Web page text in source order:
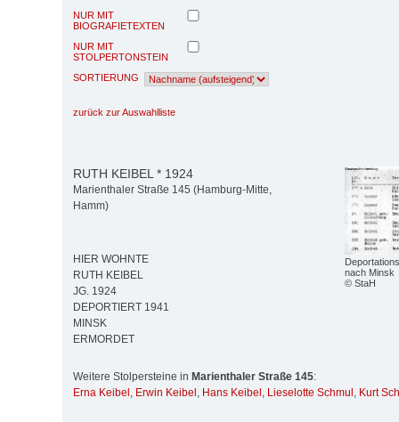
NUR MIT
BIOGRAFIETEXTEN
NUR MIT
STOLPERTONSTEIN
SORTIERUNG
zurück zur Auswahlliste
nach Minsk
© StaH
RUTH KEIBEL * 1924
Marienthaler Straße 145 (Hamburg-Mitte,
Hamm)
HIER WOHNTE
RUTH KEIBEL
JG. 1924
DEPORTIERT 1941
MINSK
ERMORDET
Weitere Stolpersteine in Marienthaler Straße 145:
Erna Keibel , Erwin Keibel , Hans Keibel , Lieselotte Schmul , Kurt